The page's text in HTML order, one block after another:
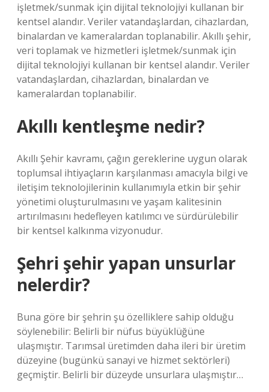
işletmek/sunmak için dijital teknolojiyi kullanan bir
kentsel alandır. Veriler vatandaşlardan, cihazlardan,
binalardan ve kameralardan toplanabilir. Akıllı şehir,
veri toplamak ve hizmetleri işletmek/sunmak için
dijital teknolojiyi kullanan bir kentsel alandır. Veriler
vatandaşlardan, cihazlardan, binalardan ve
kameralardan toplanabilir.
Akıllı kentleşme nedir?
Akıllı Şehir kavramı, çağın gereklerine uygun olarak
toplumsal ihtiyaçların karşılanması amacıyla bilgi ve
iletişim teknolojilerinin kullanımıyla etkin bir şehir
yönetimi oluşturulmasını ve yaşam kalitesinin
artırılmasını hedefleyen katılımcı ve sürdürülebilir
bir kentsel kalkınma vizyonudur.
Şehri şehir yapan unsurlar
nelerdir?
Buna göre bir şehrin şu özelliklere sahip olduğu
söylenebilir: Belirli bir nüfus büyüklüğüne
ulaşmıştır. Tarımsal üretimden daha ileri bir üretim
düzeyine (bugünkü sanayi ve hizmet sektörleri)
geçmiştir. Belirli bir düzeyde unsurlara ulaşmıştır…